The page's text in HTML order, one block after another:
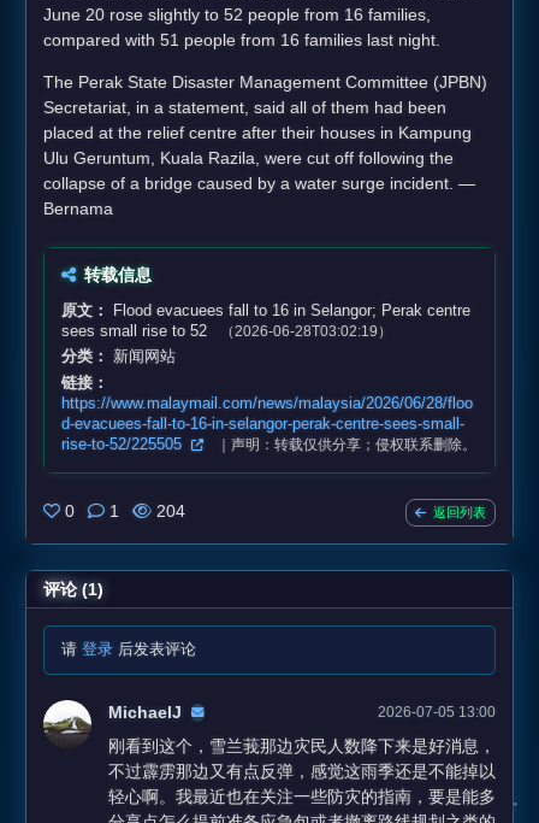
June 20 rose slightly to 52 people from 16 families,
compared with 51 people from 16 families last night.
The Perak State Disaster Management Committee (JPBN)
Secretariat, in a statement, said all of them had been
placed at the relief centre after their houses in Kampung
Ulu Geruntum, Kuala Razila, were cut off following the
collapse of a bridge caused by a water surge incident. —
Bernama
转载信息
原文：
Flood evacuees fall to 16 in Selangor; Perak centre
sees small rise to 52
（2026-06-28T03:02:19）
分类：
新闻网站
链接：
https://www.malaymail.com/news/malaysia/2026/06/28/floo
d-evacuees-fall-to-16-in-selangor-perak-centre-sees-small-
rise-to-52/225505
｜声明：转载仅供分享；侵权联系删除。
0 1 204 返回列表
评论 (1)
请 登录 后发表评论
MichaelJ 2026-07-05 13:00
刚看到这个，雪兰莪那边灾民人数降下来是好消息，
不过霹雳那边又有点反弹，感觉这雨季还是不能掉以
轻心啊。我最近也在关注一些防灾的指南，要是能多